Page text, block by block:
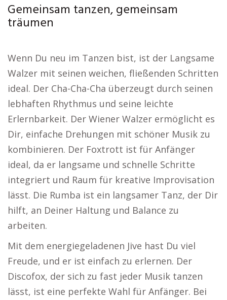
Gemeinsam tanzen, gemeinsam
träumen
Wenn Du neu im Tanzen bist, ist der Langsame
Walzer mit seinen weichen, fließenden Schritten
ideal. Der Cha-Cha-Cha überzeugt durch seinen
lebhaften Rhythmus und seine leichte
Erlernbarkeit. Der Wiener Walzer ermöglicht es
Dir, einfache Drehungen mit schöner Musik zu
kombinieren. Der Foxtrott ist für Anfänger
ideal, da er langsame und schnelle Schritte
integriert und Raum für kreative Improvisation
lässt. Die Rumba ist ein langsamer Tanz, der Dir
hilft, an Deiner Haltung und Balance zu
arbeiten.
Mit dem energiegeladenen Jive hast Du viel
Freude, und er ist einfach zu erlernen. Der
Discofox, der sich zu fast jeder Musik tanzen
lässt, ist eine perfekte Wahl für Anfänger. Bei